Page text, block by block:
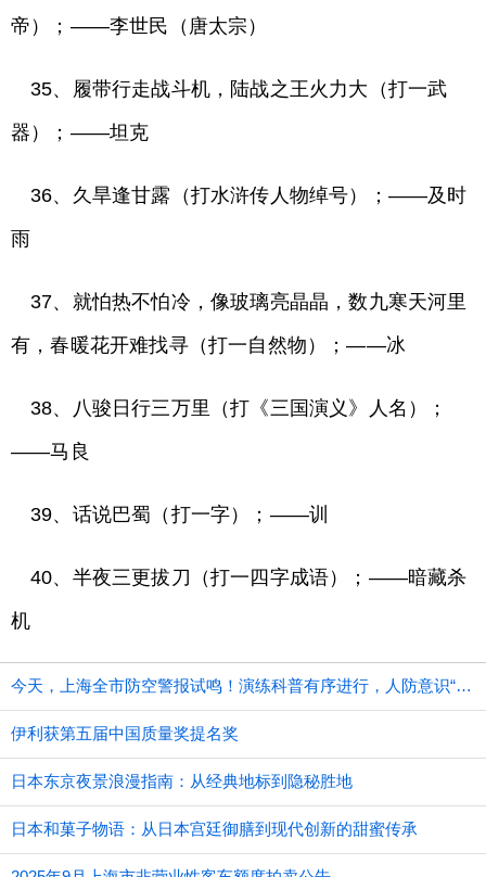
帝）；——李世民（唐太宗）
35、履带行走战斗机，陆战之王火力大（打一武
器）；——坦克
36、久旱逢甘露（打水浒传人物绰号）；——及时
雨
37、就怕热不怕冷，像玻璃亮晶晶，数九寒天河里
有，春暖花开难找寻（打一自然物）；——冰
38、八骏日行三万里（打《三国演义》人名）；
——马良
39、话说巴蜀（打一字）；——训
40、半夜三更拔刀（打一四字成语）；——暗藏杀
机
今天，上海全市防空警报试鸣！演练科普有序进行，人防意识“声入人心”
伊利获第五届中国质量奖提名奖
日本东京夜景浪漫指南：从经典地标到隐秘胜地
日本和菓子物语：从日本宫廷御膳到现代创新的甜蜜传承